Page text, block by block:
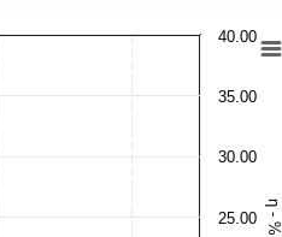
η - %
25.00
30.00
35.00
40.00